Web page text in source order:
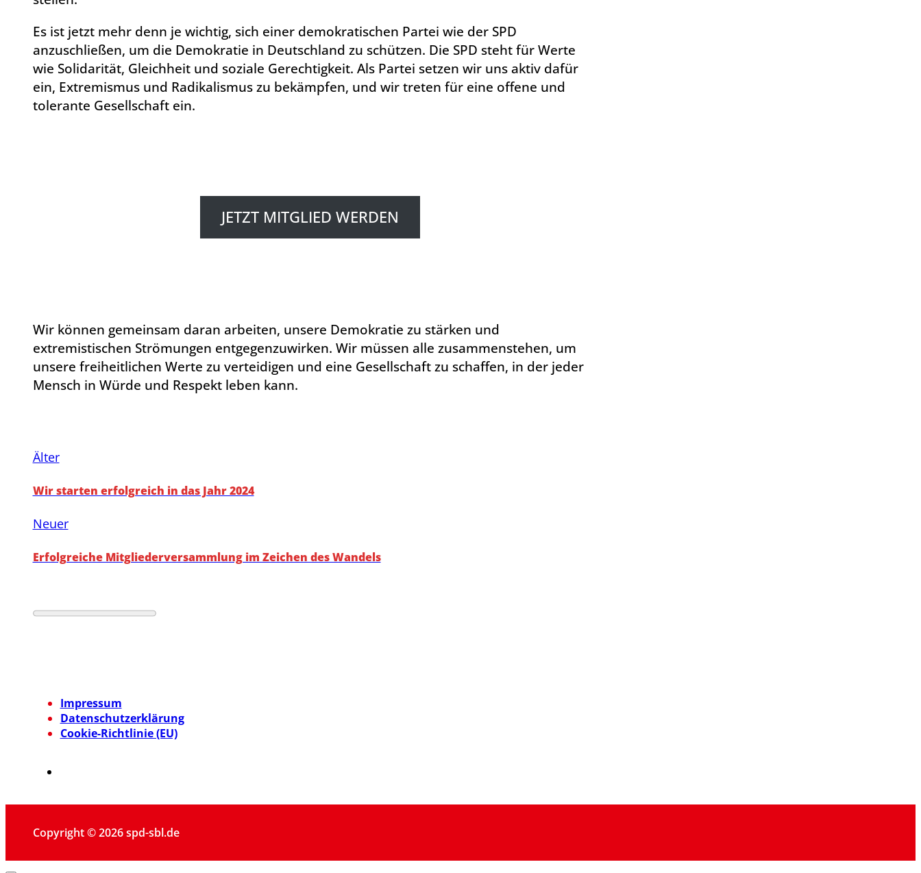
Es ist jetzt mehr denn je wichtig, sich einer demokratischen Partei wie der SPD
anzuschließen, um die Demokratie in Deutschland zu schützen. Die SPD steht für Werte
wie Solidarität, Gleichheit und soziale Gerechtigkeit. Als Partei setzen wir uns aktiv dafür
ein, Extremismus und Radikalismus zu bekämpfen, und wir treten für eine offene und
tolerante Gesellschaft ein.
JETZT MITGLIED WERDEN
Wir können gemeinsam daran arbeiten, unsere Demokratie zu stärken und
extremistischen Strömungen entgegenzuwirken. Wir müssen alle zusammenstehen, um
unsere freiheitlichen Werte zu verteidigen und eine Gesellschaft zu schaffen, in der jeder
Mensch in Würde und Respekt leben kann.
Älter
Wir starten erfolgreich in das Jahr 2024
Neuer
Erfolgreiche Mitgliederversammlung im Zeichen des Wandels
Impressum
Datenschutzerklärung
Cookie-Richtlinie (EU)
Copyright © 2026 spd-sbl.de